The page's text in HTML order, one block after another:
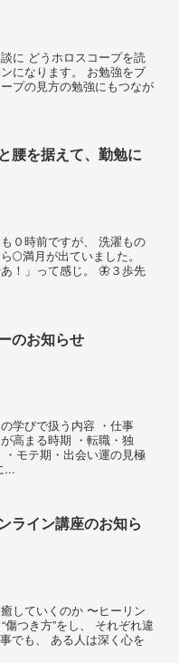
に どうホロスコープを読
になります。 お勉強をブ
プの見方の勉強にもつなが
腰を据えて、勤勉に
０時前ですが、 洗濯もの
🌕満月が出ていました。
！」って感じ。 🦋３歩先
のお知らせ
学びで扱う内容 ・仕事
高まる時期 ・転職・独
モテ期・出会い運の見極
...
ライン講座のお知ら
していくのか 〜ヒーリン
つき方”をし、 それぞれ違
でも、 ある人は深く心を